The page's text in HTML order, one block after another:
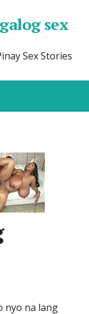
sex
Sex Stories
nyo na lang